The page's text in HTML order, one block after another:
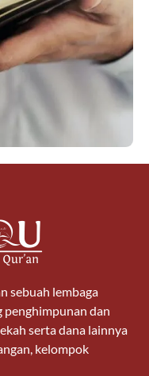
sebuah lembaga
penghimpunan dan
serta dana lainnya
kelompok